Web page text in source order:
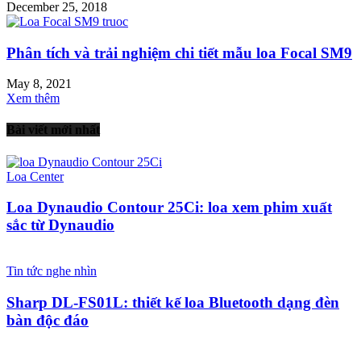
December 25, 2018
Phân tích và trải nghiệm chi tiết mẫu loa Focal SM9
May 8, 2021
Xem thêm
Bài viết mới nhất
Loa Center
Loa Dynaudio Contour 25Ci: loa xem phim xuất
sắc từ Dynaudio
Tin tức nghe nhìn
Sharp DL-FS01L: thiết kế loa Bluetooth dạng đèn
bàn độc đáo